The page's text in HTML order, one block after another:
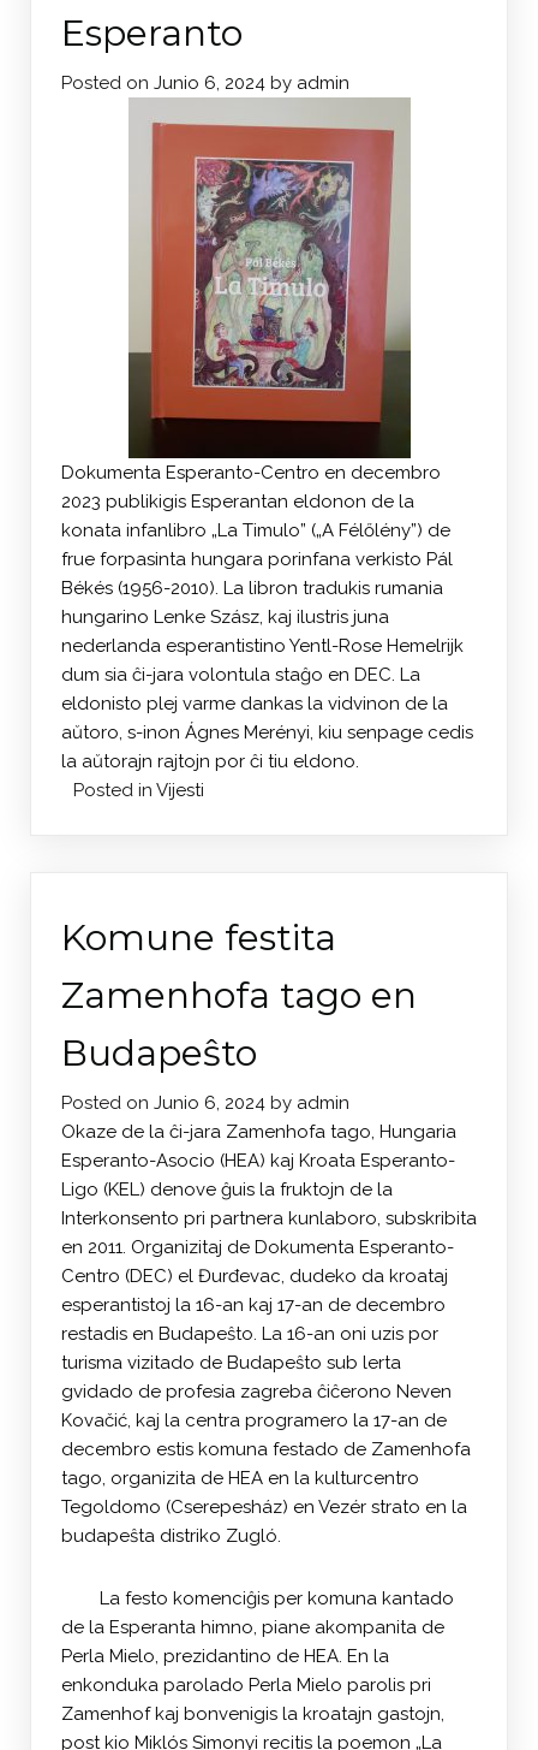
Esperanto
Posted on Junio 6, 2024 by admin
Dokumenta Esperanto-Centro en decembro
2023 publikigis Esperantan eldonon de la
konata infanlibro „La Timulo” („A Félőlény”) de
frue forpasinta hungara porinfana verkisto Pál
Békés (1956-2010). La libron tradukis rumania
hungarino Lenke Szász, kaj ilustris juna
nederlanda esperantistino Yentl-Rose Hemelrijk
dum sia ĉi-jara volontula staĝo en DEC. La
eldonisto plej varme dankas la vidvinon de la
aŭtoro, s-inon Ágnes Merényi, kiu senpage cedis
la aŭtorajn rajtojn por ĉi tiu eldono.
Posted in Vijesti
Komune festita
Zamenhofa tago en
Budapeŝto
Posted on Junio 6, 2024 by admin
Okaze de la ĉi-jara Zamenhofa tago, Hungaria
Esperanto-Asocio (HEA) kaj Kroata Esperanto-
Ligo (KEL) denove ĝuis la fruktojn de la
Interkonsento pri partnera kunlaboro, subskribita
en 2011. Organizitaj de Dokumenta Esperanto-
Centro (DEC) el Đurđevac, dudeko da kroataj
esperantistoj la 16-an kaj 17-an de decembro
restadis en Budapeŝto. La 16-an oni uzis por
turisma vizitado de Budapeŝto sub lerta
gvidado de profesia zagreba ĉiĉerono Neven
Kovačić, kaj la centra programero la 17-an de
decembro estis komuna festado de Zamenhofa
tago, organizita de HEA en la kulturcentro
Tegoldomo (Cserepesház) en Vezér strato en la
budapeŝta distriko Zugló.
La festo komenciĝis per komuna kantado
de la Esperanta himno, piane akompanita de
Perla Mielo, prezidantino de HEA. En la
enkonduka parolado Perla Mielo parolis pri
Zamenhof kaj bonvenigis la kroatajn gastojn,
post kio Miklós Simonyi recitis la poemon „La